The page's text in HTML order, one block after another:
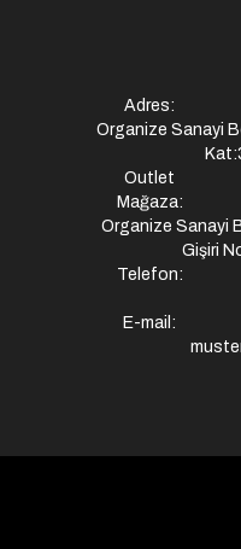
Adres:
Organize Sanayi
Outlet
Mağaza:
Organize Sanayi
Gişiri
Telefon:
E-mail: